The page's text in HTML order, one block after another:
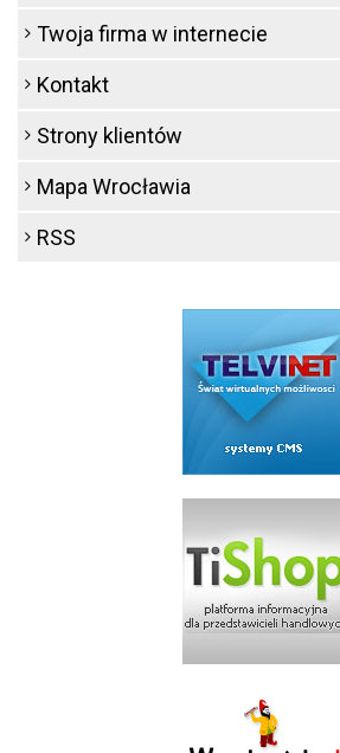
Twoja firma w internecie
Kontakt
Strony klientów
Mapa Wrocławia
RSS